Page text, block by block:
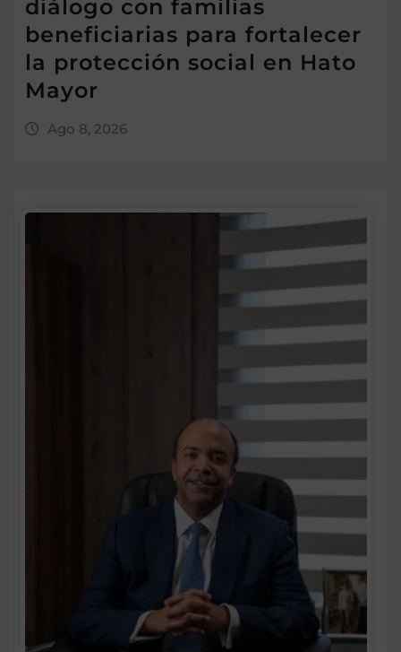
diálogo con familias
beneficiarias para fortalecer
la protección social en Hato
Mayor
Ago 8, 2026